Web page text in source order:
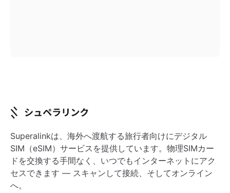
Superalinkは、海外へ渡航する旅行者向けにデジタル
SIM（eSIM）サービスを提供しています。物理SIMカー
ドを交換する手間なく、いつでもインターネットにアク
セスできます — スキャンして接続、そしてオンライン
へ。